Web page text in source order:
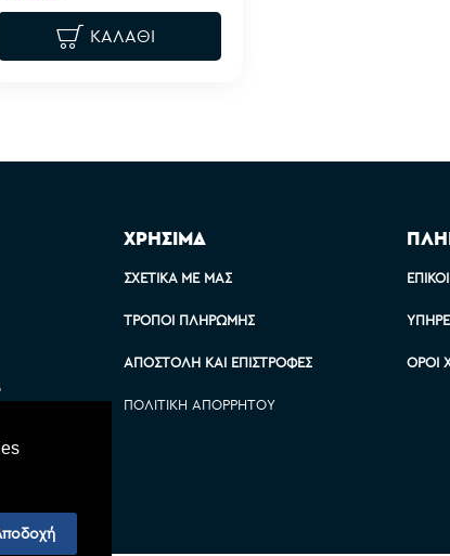
ΚΑΛΆΘΙ
ΧΡΗΣΙΜΑ
ΣΧΕΤΙΚΆ ΜΕ ΜΑΣ
ΤΡΌΠΟΙ ΠΛΗΡΩΜΉΣ
ΑΠΟΣΤΟΛΉ ΚΑΙ ΕΠΙΣΤΡΟΦΈΣ
ΠΟΛΙΤΙΚΉ ΑΠΟΡΡΉΤΟΥ
ΌΡΟΙ